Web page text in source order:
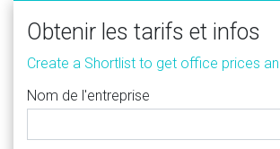
Obtenir les tarifs et infos
Create a Shortlist to get office prices
Nom de l'entreprise